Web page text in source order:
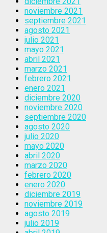
noviembre 2021
septiembre 2021
agosto 2021
julio 2021
mayo 2021
abril 2021
marzo 2021
febrero 2021
enero 2021
diciembre 2020
noviembre 2020
septiembre 2020
agosto 2020
julio 2020
mayo 2020
abril 2020
marzo 2020
febrero 2020
enero 2020
diciembre 2019
noviembre 2019
agosto 2019
julio 2019